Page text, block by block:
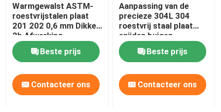
aluminiumfolierol
Koper Ronde Bar
Vaste koperdraad
Warmgewalst ASTM-
roestvrijstalen plaat
201 202 0,6 mm Dikke
2b Afwerking
roestvrijstalen plaat
Beste prijs
Contacteer ons
Aanpassing van de
precieze 304L 304
roestvrij staal plaat
snijden buigen
Beste prijs
Contacteer ons